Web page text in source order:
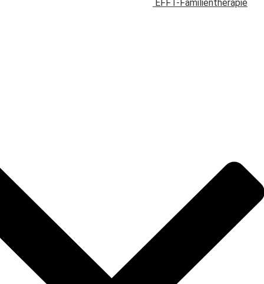
EFFT-Familientherapie